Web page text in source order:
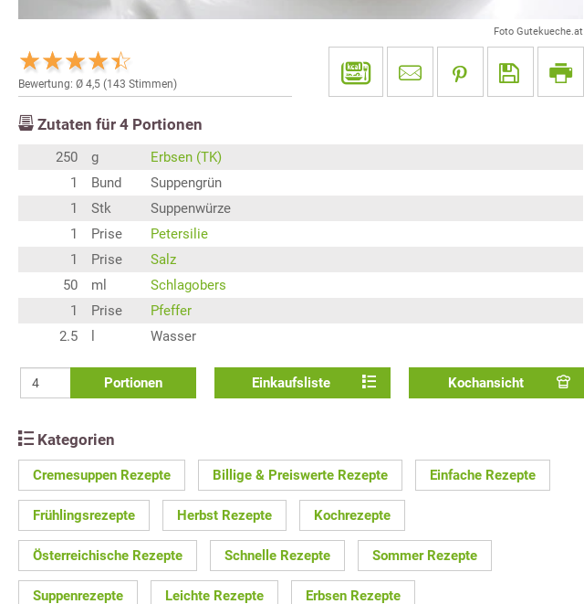
Foto Gutekueche.at
Bewertung: Ø 4,5 (143 Stimmen)
Zutaten für 4 Portionen
250 g
Erbsen (TK)
1
Bund
Suppengrün
1
Stk
Suppenwürze
1
Prise
Petersilie
1
Prise
Salz
50
ml
Schlagobers
1
Prise
Pfeffer
2.5
Wasser
Portionen Einkaufsliste Kochansicht
Kategorien
Cremesuppen Rezepte Billige & Preiswerte Rezepte Einfache Rezepte
Frühlingsrezepte Herbst Rezepte Kochrezepte
Österreichische Rezepte Schnelle Rezepte Sommer Rezepte
Suppenrezepte Leichte Rezepte Erbsen Rezepte